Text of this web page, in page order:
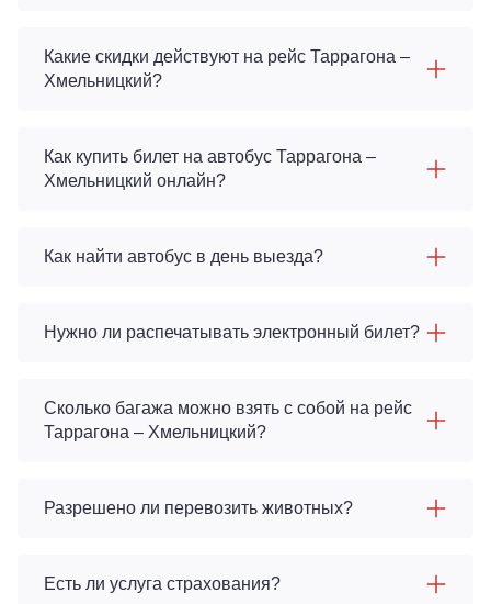
Какие скидки действуют на рейс Таррагона –
Хмельницкий?
Как купить билет на автобус Таррагона –
Хмельницкий онлайн?
Как найти автобус в день выезда?
Нужно ли распечатывать электронный билет?
Сколько багажа можно взять с собой на рейс
Таррагона – Хмельницкий?
Разрешено ли перевозить животных?
Есть ли услуга страхования?